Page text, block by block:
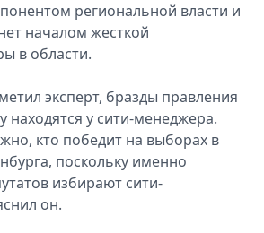
региональной власти и
началом жесткой
в области.
эксперт, бразды правления
находятся у сити-менеджера.
кто победит на выборах в
поскольку именно
избирают сити-
он.